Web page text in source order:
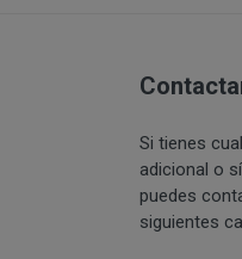
Si tienes
adicional o
puedes
siguientes